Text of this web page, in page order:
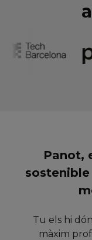
Panot,
Tu els hi
màxim